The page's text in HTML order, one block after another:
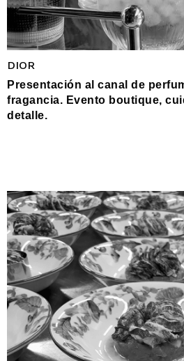
DIOR
Presentación al canal de
fragancia. Evento boutique,
detalle.